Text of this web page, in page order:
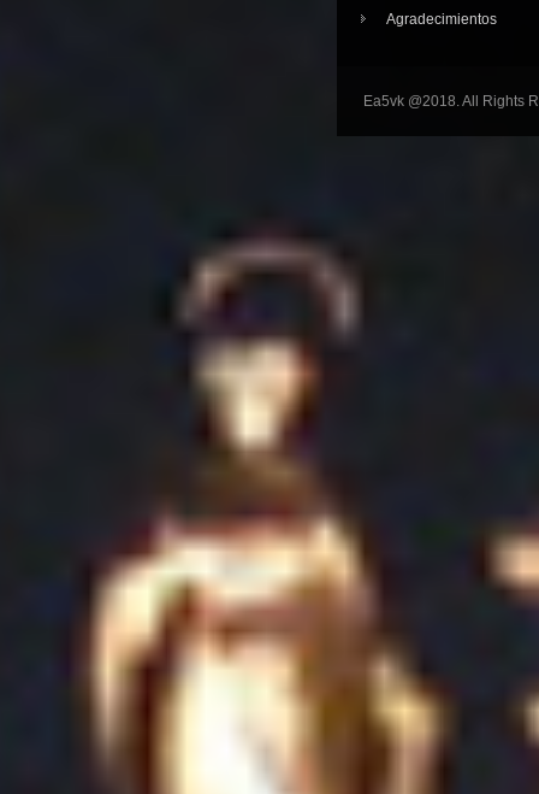
Agradecimientos
Ea5vk @2018. All Rights